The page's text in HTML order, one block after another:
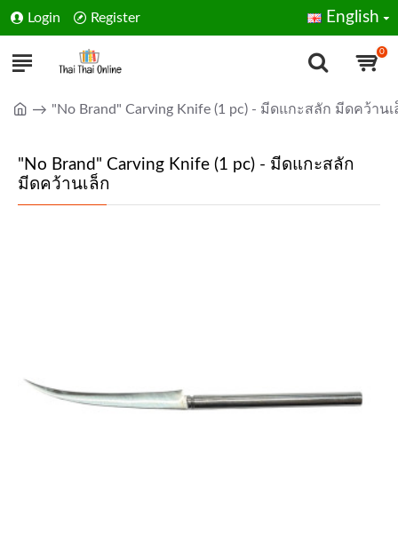
Login Register English
0
"No Brand" Carving Knife (1 pc) - มีดแกะสลัก มีดคว้านเ
"No Brand" Carving Knife (1 pc) - มีดแกะสลัก
มีดคว้านเล็ก